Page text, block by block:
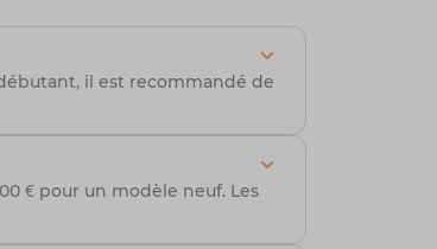
il est recommandé de
€ pour un modèle neuf. Les